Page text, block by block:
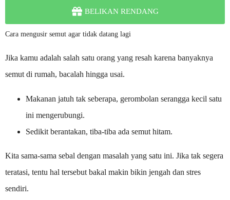
BELIKAN RENDANG
Cara mengusir semut agar tidak datang lagi
Jika kamu adalah salah satu orang yang resah karena banyaknya
semut di rumah, bacalah hingga usai.
Makanan jatuh tak seberapa, gerombolan serangga kecil satu
ini mengerubungi.
Sedikit berantakan, tiba-tiba ada semut hitam.
Kita sama-sama sebal dengan masalah yang satu ini. Jika tak segera
teratasi, tentu hal tersebut bakal makin bikin jengah dan stres
sendiri.